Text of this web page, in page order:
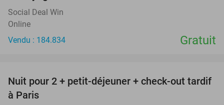
Social Deal Win
Online
Vendu : 184.834
Gratuit
62%
Nuit pour 2 + petit-déjeuner + check-out tardif
à Paris